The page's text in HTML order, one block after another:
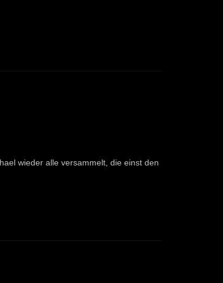
wieder alle versammelt, die einst den